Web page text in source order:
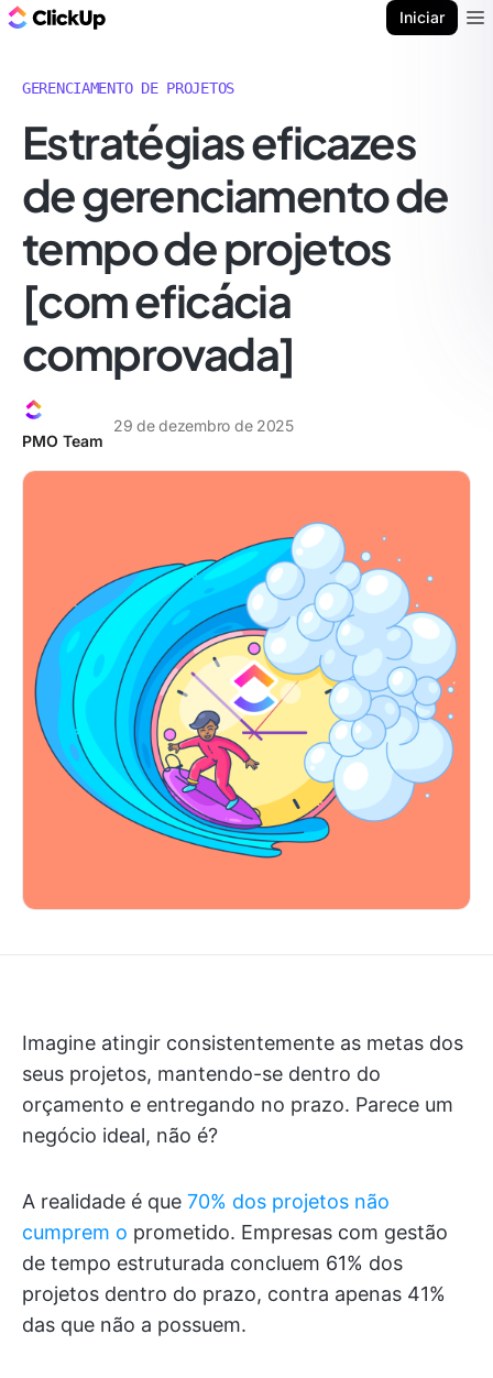
Iniciar
GERENCIAMENTO DE PROJETOS
Estratégias eficazes
de gerenciamento de
tempo de projetos
[com eficácia
comprovada]
PMO Team
29 de dezembro de 2025
Imagine atingir consistentemente as metas dos
seus projetos, mantendo-se dentro do
orçamento e entregando no prazo. Parece um
negócio ideal, não é?
A realidade é que 70% dos projetos não
cumprem o prometido. Empresas com gestão
de tempo estruturada concluem 61% dos
projetos dentro do prazo, contra apenas 41%
das que não a possuem.